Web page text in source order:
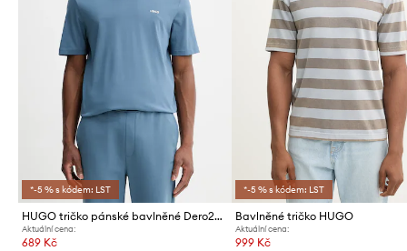
*-5 % s kódem: LST
HUGO tričko pánské bavlněné Dero222
Aktuální cena:
689 Kč
*-5 % s kódem: LST
Bavlněné tričko HUGO
Aktuální cena:
999 Kč